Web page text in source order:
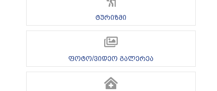
ტურიზმი
ფოტო/ვიდეო გალერეა